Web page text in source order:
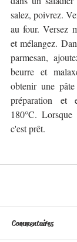
salez, poivrez.
au four. Versez
et mélangez.
parmesan,
beurre et
obtenir une
préparation et
180°C.
c'est prêt.
Commentaires